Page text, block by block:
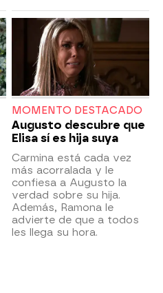
MOMENTO DESTACADO
Augusto descubre que
Elisa sí es hija suya
Carmina está cada vez
más acorralada y le
confiesa a Augusto la
verdad sobre su hija.
Además, Ramona le
advierte de que a todos
les llega su hora.